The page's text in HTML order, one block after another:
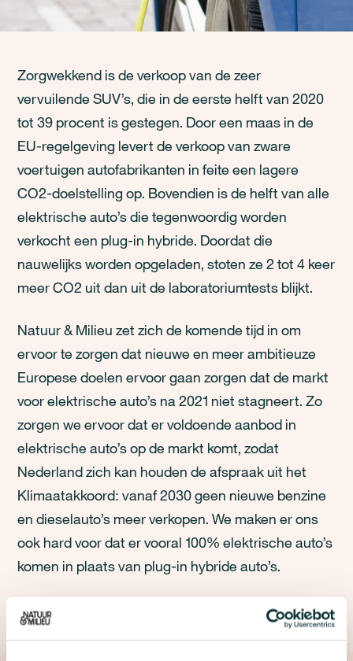
Zorgwekkend is de verkoop van de zeer
vervuilende SUV’s, die in de eerste helft van 2020
tot 39 procent is gestegen. Door een maas in de
EU-regelgeving levert de verkoop van zware
voertuigen autofabrikanten in feite een lagere
CO2-doelstelling op. Bovendien is de helft van alle
elektrische auto’s die tegenwoordig worden
verkocht een plug-in hybride. Doordat die
nauwelijks worden opgeladen, stoten ze 2 tot 4 keer
meer CO2 uit dan uit de laboratoriumtests blijkt.
Natuur & Milieu zet zich de komende tijd in om
ervoor te zorgen dat nieuwe en meer ambitieuze
Europese doelen ervoor gaan zorgen dat de markt
voor elektrische auto’s na 2021 niet stagneert. Zo
zorgen we ervoor dat er voldoende aanbod in
elektrische auto’s op de markt komt, zodat
Nederland zich kan houden de afspraak uit het
Klimaatakkoord: vanaf 2030 geen nieuwe benzine
en dieselauto’s meer verkopen. We maken er ons
ook hard voor dat er vooral 100% elektrische auto’s
komen in plaats van plug-in hybride auto’s.
Bekijk het onderzoek